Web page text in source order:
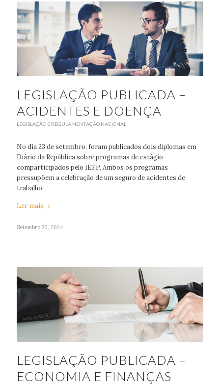
LEGISLAÇÃO PUBLICADA –
ACIDENTES E DOENÇA
LEGISLAÇÃO E REGULAMENTAÇÃO NACIONAL
No dia 23 de setembro, foram publicados dois diplomas em
Diário da República sobre programas de estágio
comparticipados pelo IEFP. Ambos os programas
pressupõem a celebração de um seguro de acidentes de
trabalho.
Ler mais
Setembro 30, 2024
LEGISLAÇÃO PUBLICADA –
ECONOMIA E FINANÇAS